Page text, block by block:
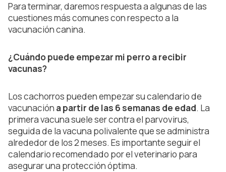
Para terminar, daremos respuesta a algunas de las
cuestiones más comunes con respecto a la
vacunación canina.
¿Cuándo puede empezar mi perro a recibir
vacunas?
Los cachorros pueden empezar su calendario de
vacunación a partir de las 6 semanas de edad. La
primera vacuna suele ser contra el parvovirus,
seguida de la vacuna polivalente que se administra
alrededor de los 2 meses. Es importante seguir el
calendario recomendado por el veterinario para
asegurar una protección óptima.